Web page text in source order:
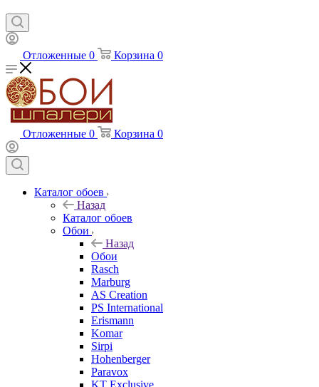
Отложенные 0 Корзина 0
Отложенные 0 Корзина 0
Каталог обоев
Назад
Каталог обоев
Обои
Назад
Обои
Rasch
Marburg
AS Creation
PS International
Erismann
Komar
Sirpi
Hohenberger
Paravox
KT Exclusive